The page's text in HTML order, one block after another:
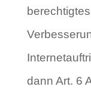
dann Art. 6